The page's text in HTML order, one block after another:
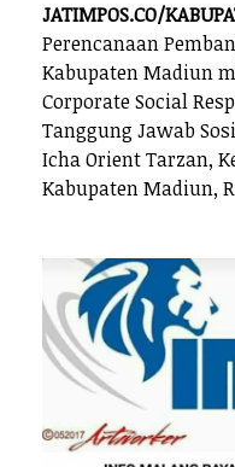
JATIMPOS.CO/
Perencanaan
Kabupaten Madiun
Corporate Social
Tanggung Jawab
Icha Orient Tarzan,
Kabupaten Madiun,